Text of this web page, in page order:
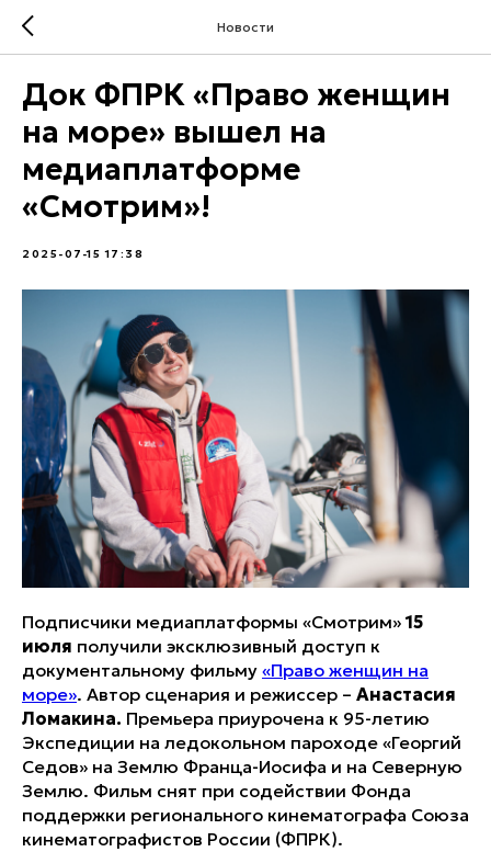
Новости
Док ФПРК «Право женщин
на море» вышел на
медиаплатформе
«Смотрим»!
2025-07-15 17:38
Подписчики медиаплатформы «Смотрим» 15
июля получили эксклюзивный доступ к
документальному фильму «Право женщин на
море». Автор сценария и режиссер – Анастасия
Ломакина. Премьера приурочена к 95-летию
Экспедиции на ледокольном пароходе «Георгий
Седов» на Землю Франца-Иосифа и на Северную
Землю. Фильм снят при содействии Фонда
поддержки регионального кинематографа Союза
кинематографистов России (ФПРК).